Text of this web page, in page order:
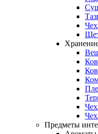
Предметы